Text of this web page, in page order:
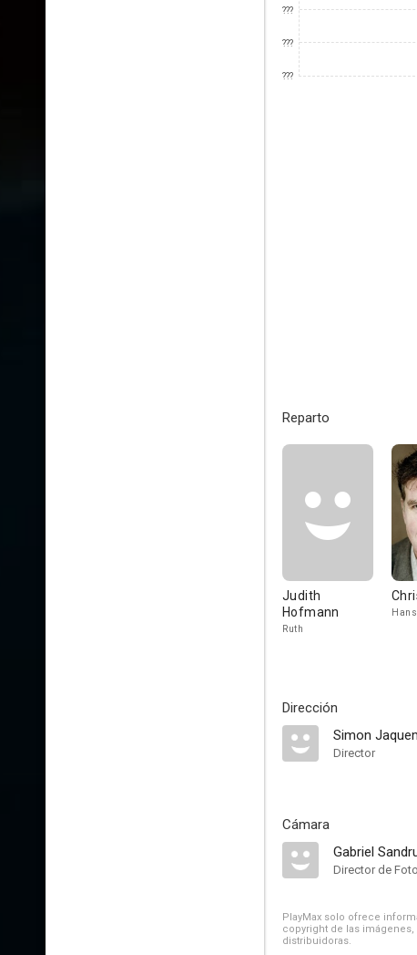
???
???
???
Reparto
Judith
Hofmann
Ruth
Dirección
Simon
Director
Cámara
Gabriel
Director de
PlayMax solo ofrece
copyright de las
distribuidoras.